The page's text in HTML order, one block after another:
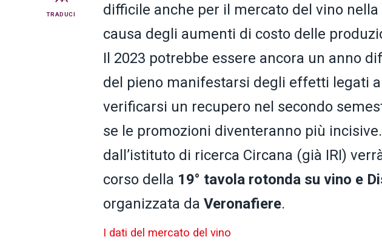
TRADUCI
difficile anche per il mercato del vino
causa degli aumenti di costo delle
Il 2023 potrebbe essere ancora un anno
del pieno manifestarsi degli effetti legati
verificarsi un recupero nel secondo
se le promozioni diventeranno più
dall’istituto di ricerca Circana (già IRI)
corso della 19° tavola rotonda su vino e
organizzata da Veronafiere.
I dati del mercato del vino